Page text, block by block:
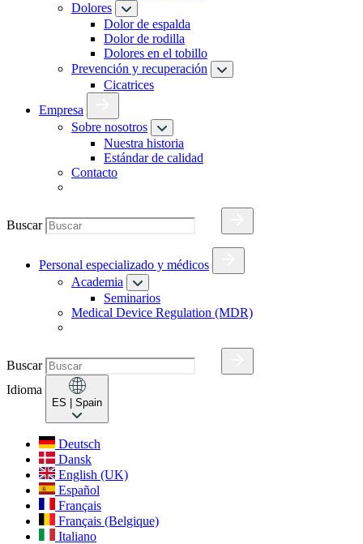
Dolores
Dolor de espalda
Dolor de rodilla
Dolores en el tobillo
Prevención y recuperación
Cicatrices
Empresa
Sobre nosotros
Nuestra historia
Estándar de calidad
Contacto
Buscar
Personal especializado y médicos
Academia
Seminarios
Medical Device Regulation (MDR)
Buscar
Idioma
ES | Spain
Deutsch
Dansk
English (UK)
Español
Français
Français (Belgique)
Italiano